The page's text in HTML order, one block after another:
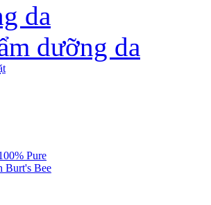
da
dưỡng da
Pure
Burt's Bee